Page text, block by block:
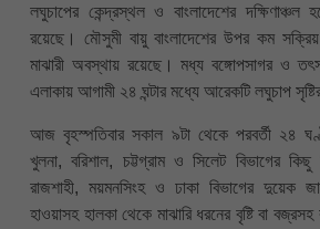
লঘুচাপের কেন্দ্রস্থল ও বাংলাদেশের
রয়েছে। মৌসুমী বায়ু বাংলাদেশের উপর কম
মাঝারী অবস্থায় রয়েছে। মধ্য বঙ্গোপসাগর ও
এলাকায় আগামী ২৪ ঘন্টার মধ্যে আরেকটি লঘুচাপ
আজ বৃহস্পতিবার সকাল ৯টা থেকে পরবর্তী ২৪
খুলনা, বরিশাল, চট্টগ্রাম ও সিলেট বিভাগের
রাজশাহী, ময়মনসিংহ ও ঢাকা বিভাগের দুয়েক
হাওয়াসহ হালকা থেকে মাঝারি ধরনের বৃষ্টি বা